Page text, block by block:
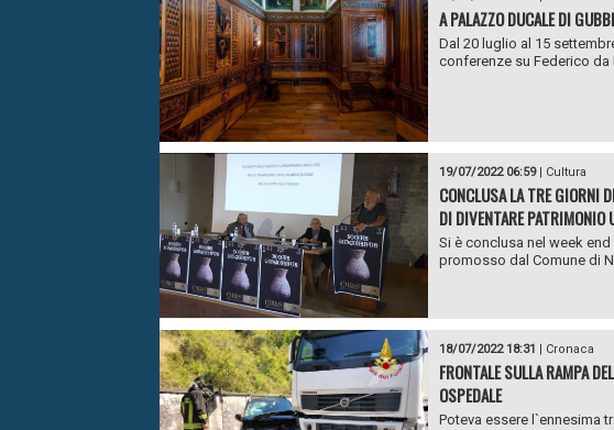
A PALAZZO DUCALE DI
Dal 20 luglio al 15
conferenze su Federico da
19/07/2022 06:59| Cultura
CONCLUSA LA TRE GIORNI
DI DIVENTARE PATRIMONIO
Si è conclusa nel week
promosso dal Comune di
18/07/2022 18:31 | Cronaca
FRONTALE SULLA RAMPA
OSPEDALE
Poteva essere l`ennesima